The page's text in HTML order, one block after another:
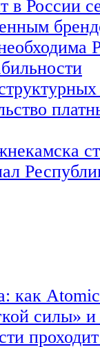
в России
как
силы» и